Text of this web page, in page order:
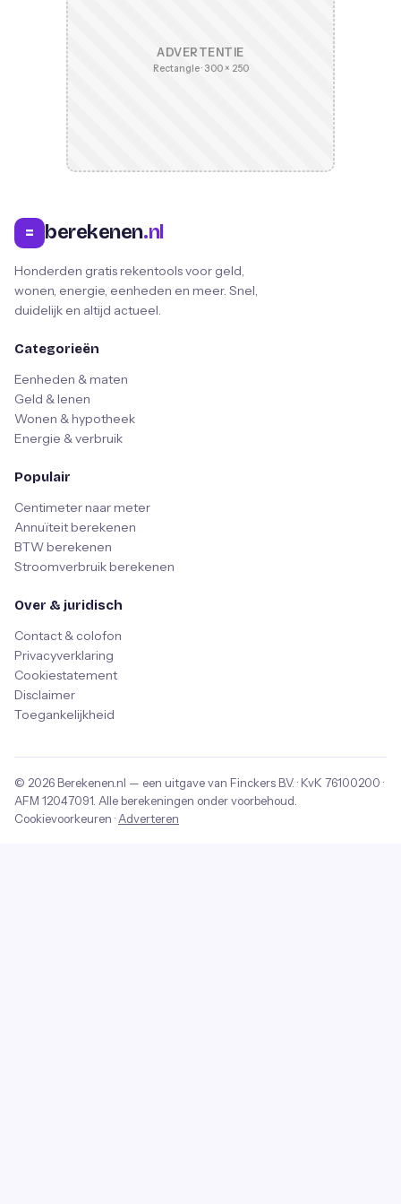
ADVERTENTIE
Rectangle · 300 × 250
= berekenen.nl
Honderden gratis rekentools voor geld,
wonen, energie, eenheden en meer. Snel,
duidelijk en altijd actueel.
Categorieën
Eenheden & maten
Geld & lenen
Wonen & hypotheek
Energie & verbruik
Populair
Centimeter naar meter
Annuïteit berekenen
BTW berekenen
Stroomverbruik berekenen
Over & juridisch
Contact & colofon
Privacyverklaring
Cookiestatement
Disclaimer
Toegankelijkheid
© 2026 Berekenen.nl — een uitgave van Finckers B.V. · KvK 76100200 ·
AFM 12047091 . Alle berekeningen onder voorbehoud.
Cookievoorkeuren · Adverteren